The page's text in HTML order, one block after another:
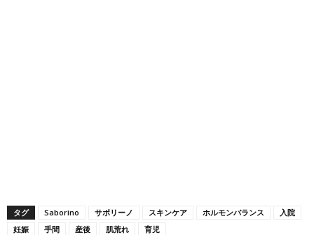
タグ Saborino サボリーノ スキンケア ホルモンバランス
入院
妊娠
手間 産後 肌荒れ 育児